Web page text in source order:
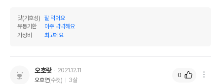
AS책임자와 전화번호
또는 소비자상담 관련
유통기한
맛(기호성)
잘 먹어요
유통기한
아주 넉넉해요
가성비
최고에요
오호랏
2021.12.11
오호연(수컷) 3살
0